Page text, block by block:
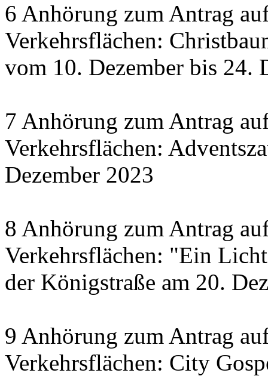
6 Anhörung zum Antrag
Verkehrsflächen:
vom 10. Dezember bis 24.
7 Anhörung zum Antrag
Verkehrsflächen:
Dezember 2023
8 Anhörung zum Antrag
Verkehrsflächen: "Ein
der Königstraße am 20.
9 Anhörung zum Antrag
Verkehrsflächen: City